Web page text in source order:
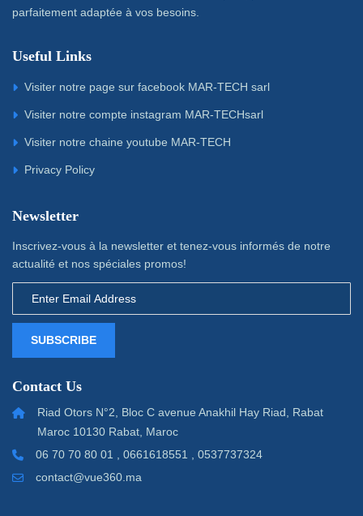
parfaitement adaptée à vos besoins.
Useful Links
Visiter notre page sur facebook MAR-TECH sarl
Visiter notre compte instagram MAR-TECHsarl
Visiter notre chaine youtube MAR-TECH
Privacy Policy
Newsletter
Inscrivez-vous à la newsletter et tenez-vous informés de notre
actualité et nos spéciales promos!
SUBSCRIBE
Contact Us
Riad Otors N°2, Bloc C avenue Anakhil Hay Riad, Rabat
Maroc 10130 Rabat, Maroc
06 70 70 80 01 , 0661618551 , 0537737324
contact@vue360.ma